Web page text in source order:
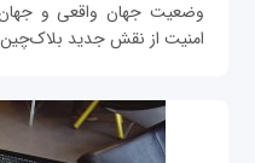
امنیت از نقش جدید بلاک‌چین